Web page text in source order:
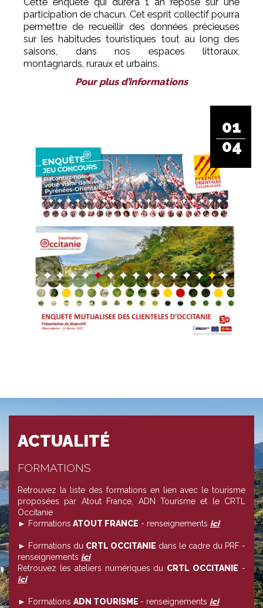
participation de chacun. Cet esprit collectif pourra
permettre de recueillir des données précieuses
sur les habitudes touristiques tout au long des
saisons, dans nos espaces littoraux,
montagnards, ruraux et urbains.
Pour plus d’informations
01
04
ACTUALITÉ
FORMATIONS
Retrouvez la liste des formations en lien avec le tourisme
proposées par Atout France, ADN Tourisme et le CRTL
Occitanie
► Formations ATOUT FRANCE - renseignements ici
► Formations du CRTL OCCITANIE dans le cadre du PRF -
renseignements ici
Retrouvez les ateliers numériques du CRTL OCCITANIE -
ici
► Formations ADN TOURISME - renseignements ici